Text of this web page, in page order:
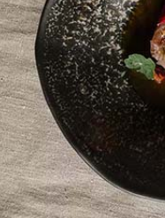
OFERTAS
CONTACTO